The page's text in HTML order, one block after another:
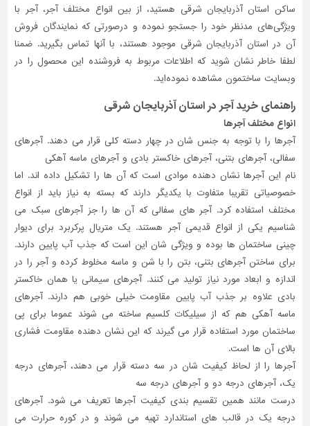
ساکن استان آذربایجان شرقی هستید، از بین انواع مختلف آجر، آجر با
ویژگی‌های مدنظر خود را جستجو نموده و درصورتی‌ که نمایندگان فروش
آن در استان آذربایجان شرقی موجود هستند، با آنها تماس بگیرید. ضمنا
لطفا خاطر نشان شوید که اطلاعات مربوط به فروشنده این محصول را در
وبسایت ساختمون مشاهده نموده‌اید.
راهنمای خرید آجر در استان آذربایجان شرقی
انواع مختلف آجرها
آجرها را با توجه به جنس شان در چهار دسته کلی قرار می دهند. آجرهای
سفالی، آجرهای بتنی، آجرهای خاکستر بادی و آجرهای ماسه آهکی
نام این آجرها نشان دهنده موادی است که آن ها را تشکیل داده اند. اما
خصوصیاتی تقریبا متفاوت با یکدیگر دارند که بسته به نیاز باید از انواع
مختلف استفاده کرد. آجر های سفالی که آن ها را جز آجرهای سبک می
شناسیم یکی از انواع قدیمی آجر هستند. یک متریال پرکربرد برای دیوار
چینی ساختمان ها بوده و ویژگی شان این است که جذب آب پایین دارند.
برای ساختن آجرهای بتنی، بتن را با شن و ماسه مخلوط کرده و آجر را در
اندازه و ابعاد مورد نیاز تولید می کنند. آجرهای سیمانی یا همان خاکستر
بادی علاوه بر جذب آب پایین مقاومت خیلی خوبی هم دارند. آجرهای
ماسه آهکی هم که از سیلیکات کلسیم ساخته می شوند عموما برای پی
ساختمان مورد استفاده قرار می گیرند که این نشان دهنده مقاومت فشاری
بالای آن ها است.
آجرها را از لحاظ کیفیت شان در سه دسته قرار می دهند، آجرهای درجه
یک، آجرهای درجه دو و آجرهای درجه سه
درست مانند همین تقسیم بندی کیفیت آجرها تعریف می شود. آجرهای
درجه یک در قالب های استاندارد تهیه می شوند و در کوره حرارت می